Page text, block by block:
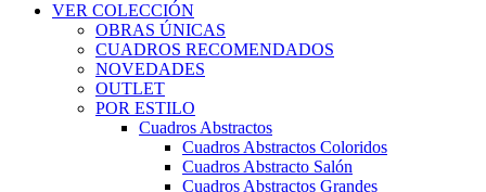
VER COLECCIÓN
OBRAS ÚNICAS
CUADROS RECOMENDADOS
NOVEDADES
OUTLET
POR ESTILO
Cuadros Abstractos
Cuadros Abstractos Coloridos
Cuadros Abstracto Salón
Cuadros Abstractos Grandes